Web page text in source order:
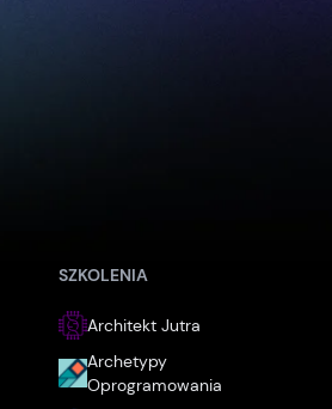
SZKOLENIA
Architekt Jutra
Archetypy
Oprogramowania